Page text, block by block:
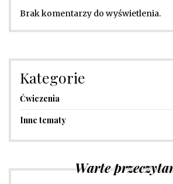
Brak komentarzy do wyświetlenia.
Kategorie
Ćwiczenia
Inne tematy
Warte